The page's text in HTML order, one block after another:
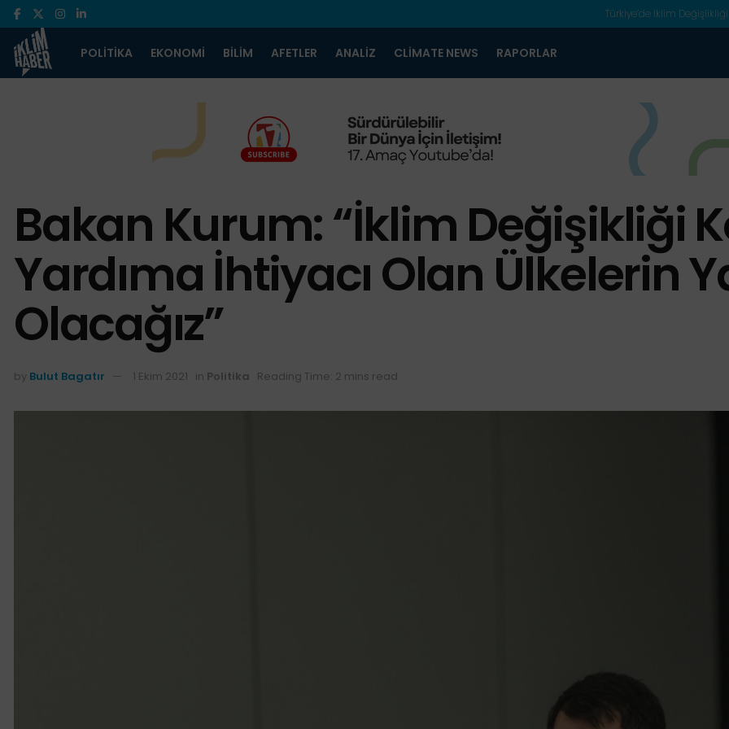
Türkiye’de İklim Değişlikliği
POLITIKA EKONOMI BILIM AFETLER ANALIZ CLIMATE NEWS RAPORLAR
Bakan Kurum: “İklim Değişikliği
Yardıma İhtiyacı Olan Ülkelerin
Olacağız”
by Bulut Bagatır 1 Ekim 2021 in Politika Reading Time: 2 mins read